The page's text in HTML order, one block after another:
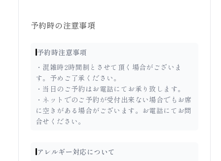
予約時の注意事項
予約時注意事項
・混雑時2時間制とさせて頂く場合がございま
す。予めご了承ください。
・当日のご予約はお電話にてお承り致します。
・ネットでのご予約が受付出来ない場合でもお席
に空きがある場合がございます。お電話にてお問
合せください。
アレルギー対応について